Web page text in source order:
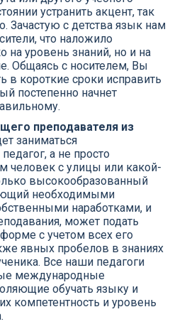
устранить акцент, так
Зачастую с детства язык нам
что наложило
на уровень знаний, но и на
Общаясь с носителем, Вы
в короткие сроки исправить
постепенно начнет
преподавателя из
заниматься
а не просто
человек с улицы или какой-
высокообразованный
необходимыми
наработками, и
может подать
с учетом всех его
явных пробелов в знаниях
Все наши педагоги
международные
обучать языку и
компетентность и уровень